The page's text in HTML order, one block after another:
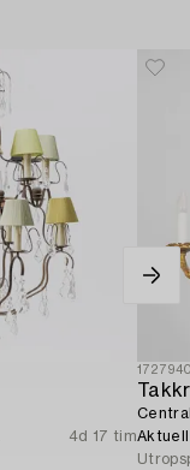
4d 17 tim